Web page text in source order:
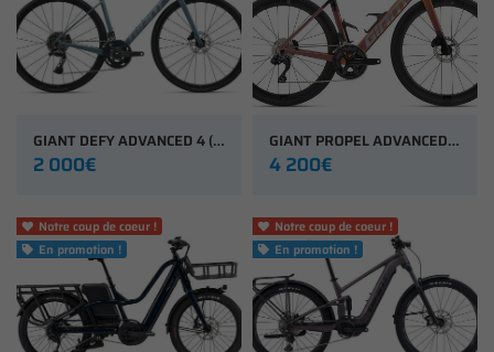
GIANT DEFY ADVANCED 4 (2027)
2 000€
GIANT PROPEL ADVANCED 1 (2027)
4 200€
 Notre coup de coeur !
 En promotion !
 Notre coup de coeur !
 En promotion !